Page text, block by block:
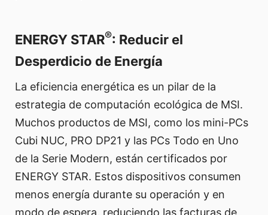
ENERGY STAR®: Reducir el
Desperdicio de Energía
La eficiencia energética es un pilar de la
estrategia de computación ecológica de MSI.
Muchos productos de MSI, como los mini-PCs
Cubi NUC, PRO DP21 y las PCs Todo en Uno
de la Serie Modern, están certificados por
ENERGY STAR. Estos dispositivos consumen
menos energía durante su operación y en
modo de espera, reduciendo las facturas de